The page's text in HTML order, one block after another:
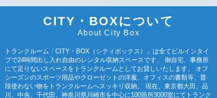
CITY・BOXについて
About City Box
トランクルーム「CITY・BOX（シティボックス）」は全てビルインタイ
プで24時間出し入れ自由のレンタル収納スペースです。 御自宅、事務所
にて足りないスペースをトランクルームとしてお貸しいたします。 オフ
シーズンのスポーツ用品やクローゼットの洋服、オフィスの書類等、普
段使わない物をトランクルームへスッキリ収納。 現在、東京都大田、品
川、中央、千代田、神奈川県川崎市を中心に100箇所3000室にてトランク